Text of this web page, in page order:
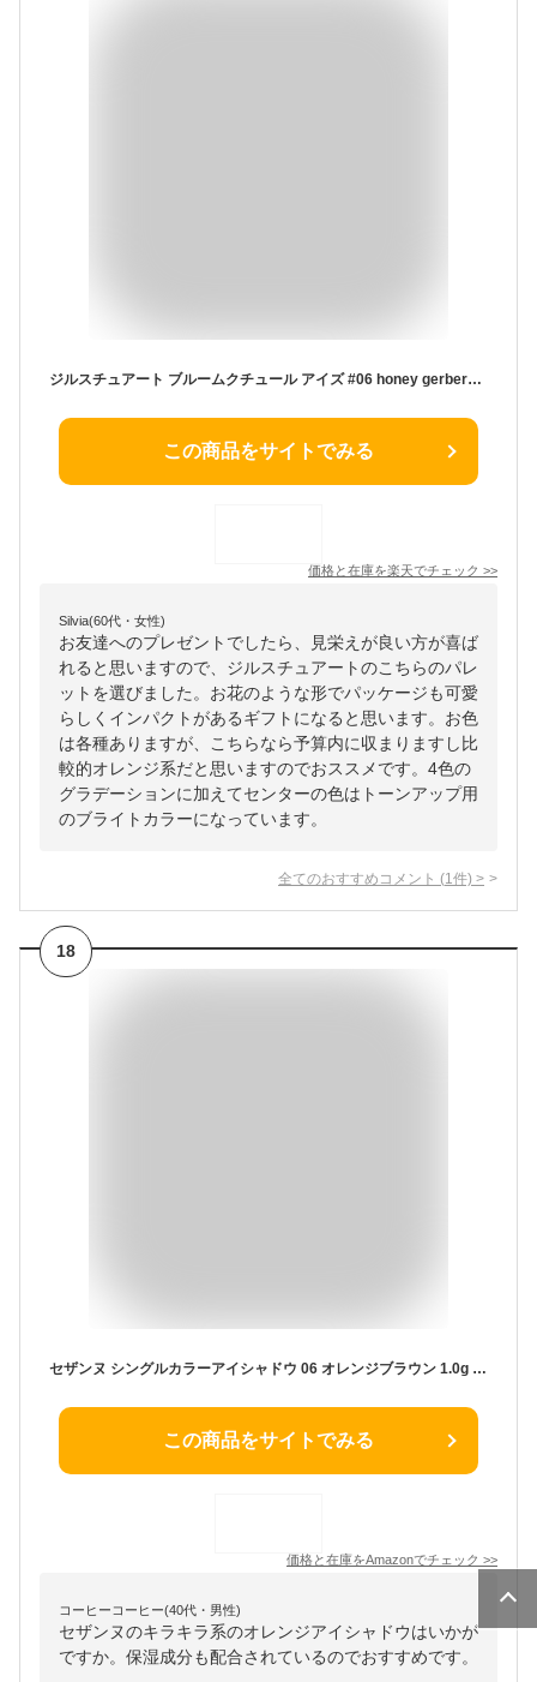
ジルスチュアート ブルームクチュール アイズ #06 honey gerbera アイシャドウ
この商品をサイトでみる
価格と在庫を楽天でチェック >>
Silvia(60代・女性)
お友達へのプレゼントでしたら、見栄えが良い方が喜ば
れると思いますので、ジルスチュアートのこちらのパレ
ットを選びました。お花のような形でパッケージも可愛
らしくインパクトがあるギフトになると思います。お色
は各種ありますが、こちらなら予算内に収まりますし比
較的オレンジ系だと思いますのでおススメです。4色の
グラデーションに加えてセンターの色はトーンアップ用
のブライトカラーになっています。
全てのおすすめコメント (1 件) >
18
セザンヌ シングルカラーアイシャドウ 06 オレンジブラウン 1.0g グラム (x 1)
この商品をサイトでみる
価格と在庫をAmazonでチェック >>
コーヒーコーヒー(40代・男性)
セザンヌのキラキラ系のオレンジアイシャドウはいかが
ですか。保湿成分も配合されているのでおすすめです。